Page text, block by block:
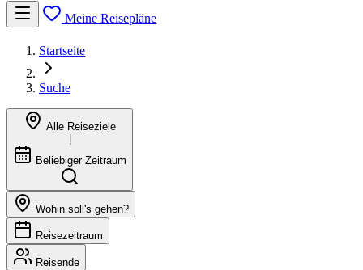
Meine Reisepläne
Startseite
Suche
Alle Reiseziele
Beliebiger Zeitraum
Wohin soll's gehen?
Reisezeitraum
Reisende